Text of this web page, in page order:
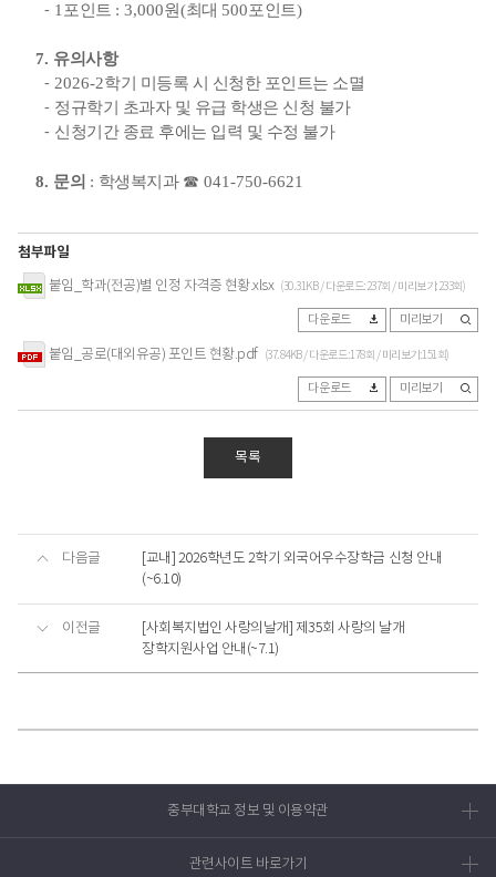
⁃ 1 포인트 : 3,000원(최대 500포인트)
7. 유의사항
⁃ 2026-2학기 미등록 시 신청한 포인트는 소멸
⁃ 정규학기 초과자 및 유급 학생은 신청 불가
⁃ 신청기간 종료 후에는 입력 및 수정 불가
8. 문의 : 학생복지과 ☎ 041-750-6621
첨부파일
붙임_학과(전공)별 인정 자격증 현황.xlsx (30.31KB / 다운로드:237회 / 미리보기:233회)
다운로드 미리보기
붙임_공로(대외유공) 포인트 현황.pdf (37.84KB / 다운로드:178회 / 미리보기:151회)
다운로드 미리보기
목록
다음글
[교내] 2026학년도 2학기 외국어우수장학금 신청 안내
(~6.10)
이전글
[사회복지법인 사랑의날개] 제35회 사랑의 날개
장학지원사업 안내(~7.1)
관련사이트 바로가기
중부대학교 정보 및 이용약관